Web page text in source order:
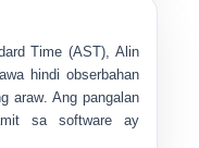
Time (AST), Alin
hindi obserbahan
araw. Ang pangalan
sa software ay